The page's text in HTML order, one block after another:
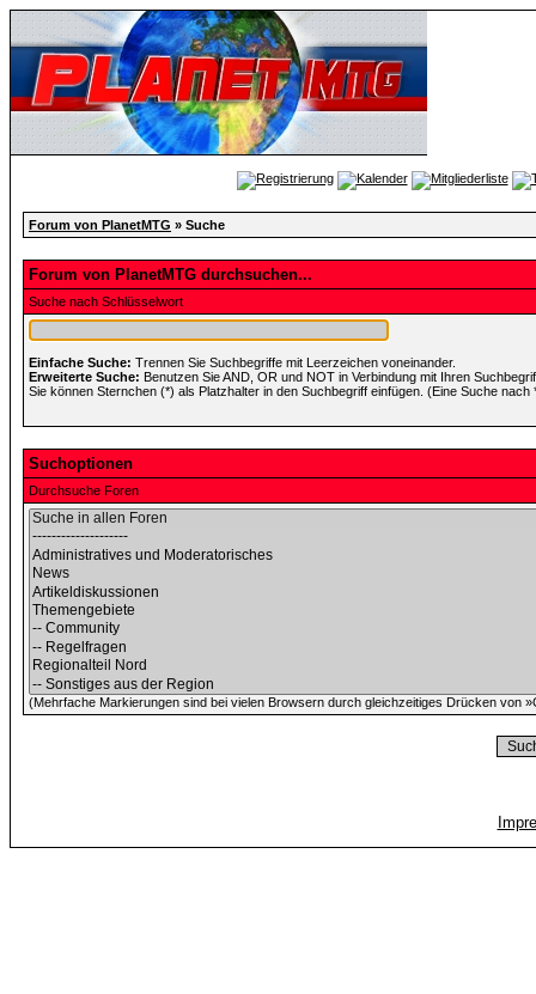
Forum von PlanetMTG » Suche
Forum von PlanetMTG durchsuchen...
Suche nach Schlüsselwort
Einfache Suche: Trennen Sie Suchbegriffe mit Leerzeichen voneinander.
Erweiterte Suche: Benutzen Sie AND, OR und NOT in Verbindung mit Ihren
Sie können Sternchen (*) als Platzhalter in den Suchbegriff einfügen. (Eine Suche
Suchoptionen
Durchsuche Foren
(Mehrfache Markierungen sind bei vielen Browsern durch gleichzeitiges Drücken von